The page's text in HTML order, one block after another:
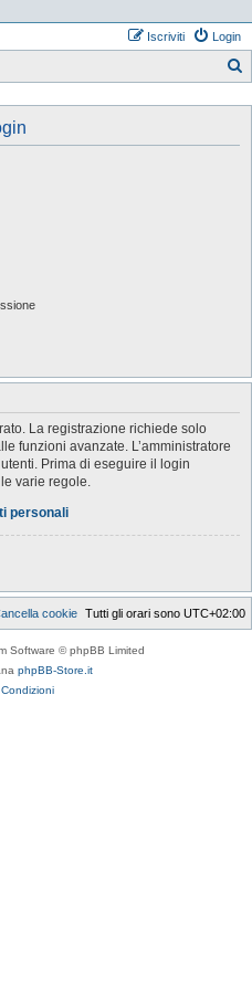
Login
Iscriviti
La registrazione richiede solo
funzioni avanzate. L’amministratore
Prima di eseguire il login
varie regole.
personali
Tutti gli orari sono UTC+02:00
cookie
Software © phpBB Limited
phpBB-Store.it
Condizioni